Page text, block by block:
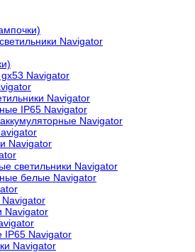
Navigator
Navigator
Navigator
IP65 Navigator
Navigator
Navigator
светильники Navigator
белые Navigator
Navigator
IP65 Navigator
Navigator